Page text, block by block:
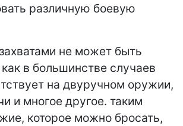
различную боевую
не может быть
в большинстве случаев
на двуручном оружии,
и многое другое. таким
которое можно бросать,